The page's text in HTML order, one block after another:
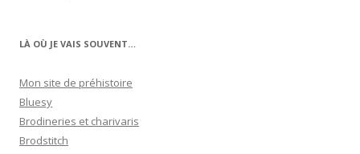
LÀ OÙ JE VAIS SOUVENT…
Mon site de préhistoire
Bluesy
Brodineries et charivaris
Brodstitch